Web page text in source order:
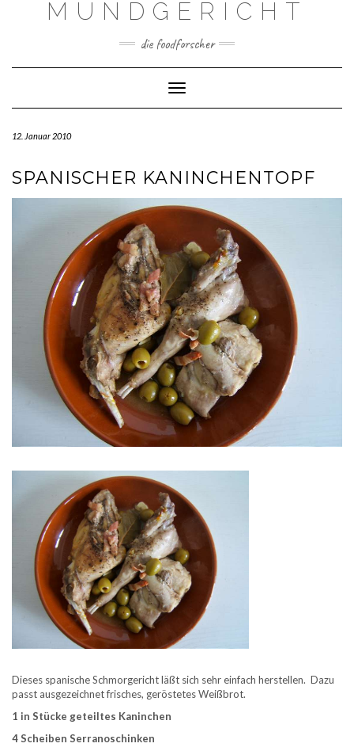
MUNDGERICHT
die foodforscher
Toggle Navigation
12. Januar 2010
SPANISCHER KANINCHENTOPF
Dieses spanische Schmorgericht läßt sich sehr einfach herstellen. Dazu
passt ausgezeichnet frisches, geröstetes Weißbrot.
1 in Stücke geteiltes Kaninchen
4 Scheiben Serranoschinken